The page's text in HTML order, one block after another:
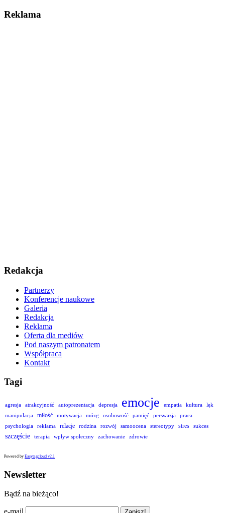
Reklama
Redakcja
Partnerzy
Konferencje naukowe
Galeria
Redakcja
Reklama
Oferta dla mediów
Pod naszym patronatem
Współpraca
Kontakt
Tagi
agresja atrakcyjność autoprezentacja depresja emocje empatia kultura
lęk
manipulacja
miłość motywacja mózg osobowość pamięć perswazja
praca
psychologia
reklama relacje rodzina rozwój samoocena stereotypy stres sukces
szczęście terapia wpływ społeczny zachowanie zdrowie
Powered by Easytagcloud v2.1
Newsletter
Bądź na bieżąco!